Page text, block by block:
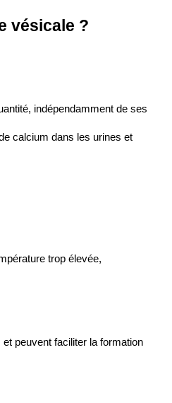
vésicale ?
indépendamment de ses
calcium dans les urines et
trop élevée,
peuvent faciliter la formation